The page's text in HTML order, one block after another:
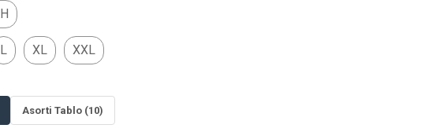
L XL XXL
Asorti Tablo (10)